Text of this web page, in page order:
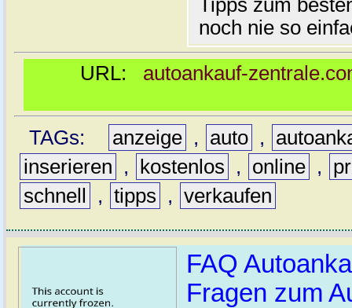
Tipps zum
noch nie so
URL: autoankauf-
TAGs:
anzeige , auto ,
inserieren
, kostenlos , online ,
schnell
, tipps , verkaufen
FAQ
Fragen zum